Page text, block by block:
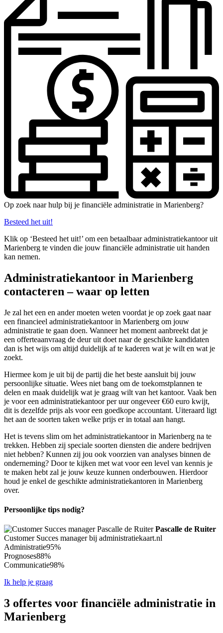
Op zoek naar hulp bij je financiële administratie in Marienberg?
Besteed het uit!
Klik op ‘Besteed het uit!’ om een betaalbaar administratiekantoor uit
Marienberg te vinden die jouw financiële administratie uit handen
kan nemen.
Administratiekantoor in Marienberg
contacteren – waar op letten
Je zal het een en ander moeten weten voordat je op zoek gaat naar
een financieel administratiekantoor in Marienberg om jouw
administratie te gaan doen. Wanneer het moment aanbreekt dat je
een offerteaanvraag de deur uit doet naar de geschikte kandidaten
dan is het wijs om altijd duidelijk af te kaderen wat je wilt en wat je
zoekt.
Hiermee kom je uit bij de partij die het beste aansluit bij jouw
persoonlijke situatie. Wees niet bang om de toekomstplannen te
delen en maak duidelijk wat je graag wilt van het kantoor. Vaak ben
je voor een administratiekantoor per uur ongeveer €60 euro kwijt,
dit is dezelfde prijs als voor een goedkope accountant. Uiteraard ligt
het aan de soorten taken welke prijs er in totaal aan hangt.
Het is tevens slim om het administratiekantoor in Marienberg na te
trekken. Hebben zij speciale soorten diensten die andere bedrijven
niet hebben? Kunnen zij jou ook voorzien van analyses binnen de
onderneming? Door te kijken met wat voor een level van kennis je
te maken hebt zal je jouw keuze kunnen onderbouwen. Hierdoor
houd je enkel de geschikte administratiekantoren in Marienberg
over.
Persoonlijke tips nodig?
Pascalle de Ruiter
Customer Succes manager bij administratiekaart.nl
Administratie95%
Prognoses88%
Communicatie98%
Ik help je graag
3 offertes voor financiële administratie in
Marienberg